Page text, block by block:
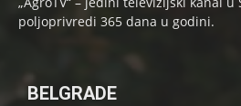
poljoprivredi 365 dana u godini.
BELGRADE